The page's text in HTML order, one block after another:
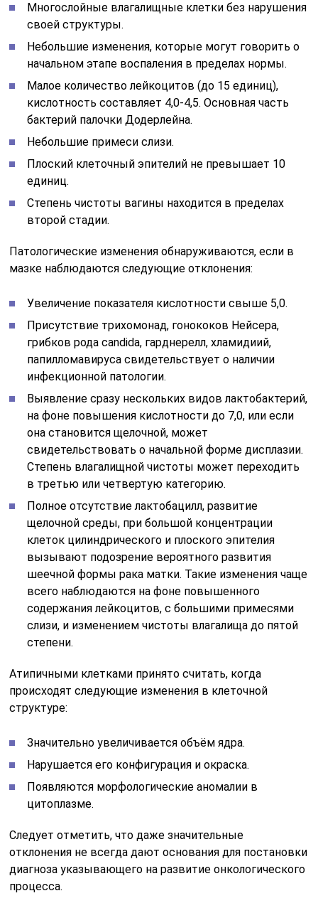
Многослойные влагалищные клетки без нарушения
своей структуры.
Небольшие изменения, которые могут говорить о
начальном этапе воспаления в пределах нормы.
Малое количество лейкоцитов (до 15 единиц),
кислотность составляет 4,0-4,5. Основная часть
бактерий палочки Додерлейна.
Небольшие примеси слизи.
Плоский клеточный эпителий не превышает 10
единиц.
Степень чистоты вагины находится в пределах
второй стадии.
Патологические изменения обнаруживаются, если в
мазке наблюдаются следующие отклонения:
Увеличение показателя кислотности свыше 5,0.
Присутствие трихомонад, гонококов Нейсера,
грибков рода candida, гарднерелл, хламидиий,
папилломавируса свидетельствует о наличии
инфекционной патологии.
Выявление сразу нескольких видов лактобактерий,
на фоне повышения кислотности до 7,0, или если
она становится щелочной, может
свидетельствовать о начальной форме дисплазии.
Степень влагалищной чистоты может переходить
в третью или четвертую категорию.
Полное отсутствие лактобацилл, развитие
щелочной среды, при большой концентрации
клеток цилиндрического и плоского эпителия
вызывают подозрение вероятного развития
шеечной формы рака матки. Такие изменения чаще
всего наблюдаются на фоне повышенного
содержания лейкоцитов, с большими примесями
слизи, и изменением чистоты влагалища до пятой
степени.
Атипичными клетками принято считать, когда
происходят следующие изменения в клеточной
структуре:
Значительно увеличивается объём ядра.
Нарушается его конфигурация и окраска.
Появляются морфологические аномалии в
цитоплазме.
Следует отметить, что даже значительные
отклонения не всегда дают основания для постановки
диагноза указывающего на развитие онкологического
процесса.